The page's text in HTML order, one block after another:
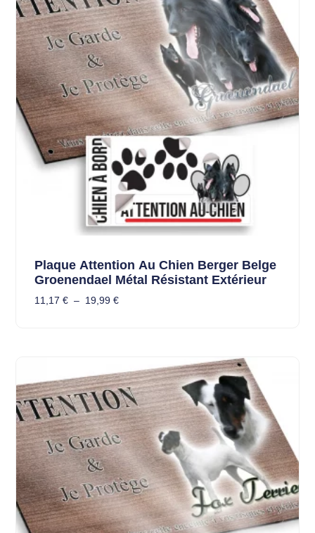
Plaque Attention Au Chien Berger Belge
Groenendael Métal Résistant Extérieur
11,17 € – 19,99 €